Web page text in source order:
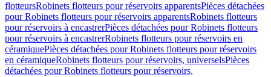
flotteursRobinets flotteurs pour réservoirs apparentsPièces détachées
pour Robinets flotteurs pour réservoirs apparentsRobinets flotteurs
pour réservoirs à encastrerPièces détachées pour Robinets flotteurs
pour réservoirs à encastrerRobinets flotteurs pour réservoirs en
céramiquePièces détachées pour Robinets flotteurs pour réservoirs
en céramiqueRobinets flotteurs pour réservoirs, universelsPièces
détachées pour Robinets flotteurs pour réservoirs,